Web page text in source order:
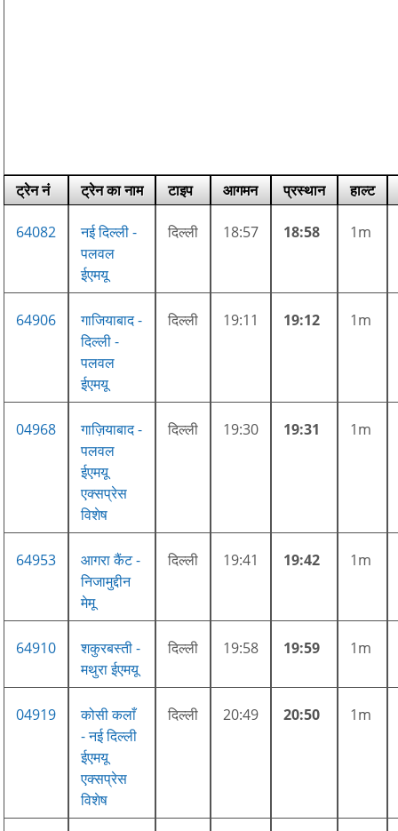
ट्रेन नं ट्रेन का नाम टाइप आगमन प्रस्थान हाल्ट
64082
नई दिल्ली -
पलवल
ईएमयू
दिल्ली 18:57 18:58 1m
64906
गाजियाबाद -
दिल्ली -
पलवल
ईएमयू
दिल्ली 19:11 19:12 1m
04968
गाज़ियाबाद -
पलवल
ईएमयू
एक्सप्रेस
विशेष
दिल्ली 19:30 19:31 1m
64953
आगरा कैंट -
निजामुद्दीन
मेमू
दिल्ली 19:41 19:42 1m
64910
शकुरबस्ती -
मथुरा ईएमयू
दिल्ली 19:58 19:59 1m
04919
कोसी कलाँ
- नई दिल्ली
ईएमयू
एक्सप्रेस
विशेष
दिल्ली 20:49 20:50 1m